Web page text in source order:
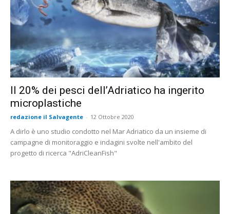
Il 20% dei pesci dell’Adriatico ha ingerito
microplastiche
redazione il Salvagente - 12 Ottobre 2020
A dirlo è uno studio condotto nel Mar Adriatico da un insieme di
campagne di monitoraggio e indagini svolte nell'ambito del
progetto di ricerca "AdriCleanFish"